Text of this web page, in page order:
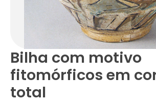
Bilha com motivo
fitomórficos em
total